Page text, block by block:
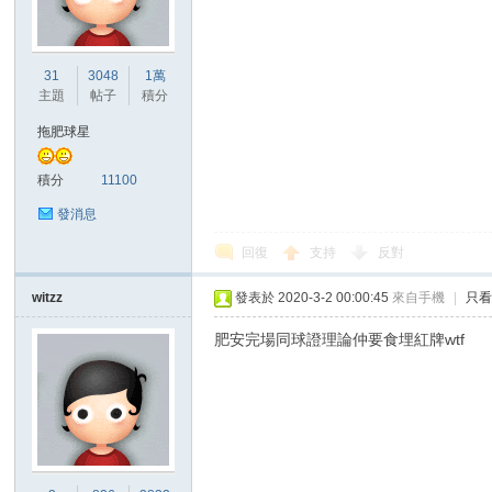
31
主題
3048
帖子
1萬
積分
拖肥球星
積分 11100
發消息
回復 支持 反對
witzz 發表於 2020-3-2 00:00:45 來自手機 只
肥安完場同球證理論仲要食埋紅牌wtf